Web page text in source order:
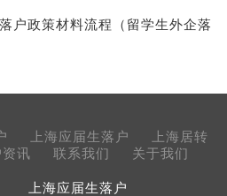
户政策材料流程（留学生外企落
上海应届生落户
上海居转
讯 联系我们 关于我们
上海应届生落户